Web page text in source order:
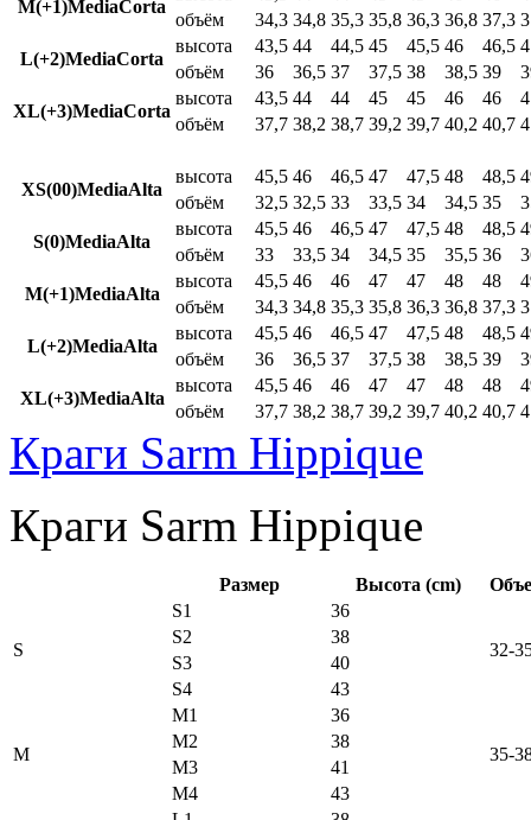
M(+1)MediaCorta
объём
34,3 34,8 35,3 35,8 36,3 36,8 37,3
L(+2)MediaCorta
высота 43,5 44 44,5 45 45,5 46 46,5
объём
36 36,5 37 37,5 38 38,5 39
XL(+3)MediaCorta
высота 43,5 44 44 45 45 46 46
объём
37,7 38,2 38,7 39,2 39,7 40,2 40,7
XS(00)MediaAlta
высота 45,5 46 46,5 47 47,5 48 48,5
объём
32,5 32,5 33 33,5 34 34,5 35
S(0)MediaAlta
высота 45,5 46 46,5 47 47,5 48 48,5
объём
33 33,5 34 34,5 35 35,5 36
M(+1)MediaAlta
высота 45,5 46 46 47 47 48 48
объём
34,3 34,8 35,3 35,8 36,3 36,8 37,3
L(+2)MediaAlta
высота 45,5 46 46,5 47 47,5 48 48,5
объём
36 36,5 37 37,5 38 38,5 39
XL(+3)MediaAlta
высота 45,5 46 46 47 47 48 48
объём
37,7 38,2 38,7 39,2 39,7 40,2 40,7
Краги Sarm Hippique
Краги Sarm Hippique
Размер Высота (cm)
S
S1
36
32-
S2
38
S3
40
S4
43
M
M1
36
35-
M2
38
M3
41
M4
43